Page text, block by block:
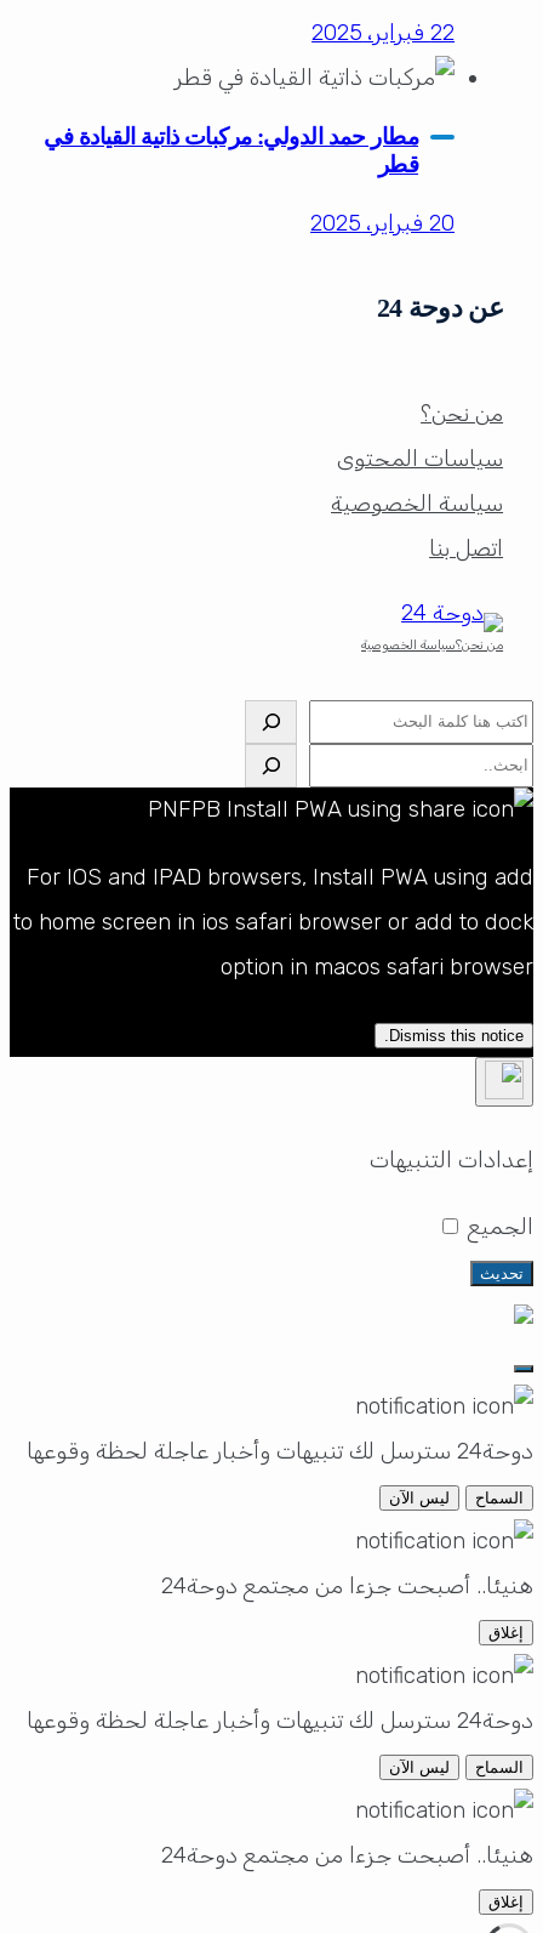
22 فبراير، 2025
مطار حمد الدولي: مركبات ذاتية القيادة في
قطر
20 فبراير، 2025
عن دوحة 24
من نحن؟
سياسات المحتوى
سياسة الخصوصية
اتصل بنا
من نحن؟سياسة الخصوصية
البحث
البحث
For IOS and IPAD browsers, Install PWA using add
to home screen in ios safari browser or add to dock
option in macos safari browser
Dismiss this notice.
إعدادات التنبيهات
الجميع
تحديث
دوحة24 سترسل لك تنبيهات وأخبار عاجلة لحظة وقوعها
السماح ليس الآن
هنيئا.. أصبحت جزءا من مجتمع دوحة24
إغلاق
دوحة24 سترسل لك تنبيهات وأخبار عاجلة لحظة وقوعها
السماح ليس الآن
هنيئا.. أصبحت جزءا من مجتمع دوحة24
إغلاق